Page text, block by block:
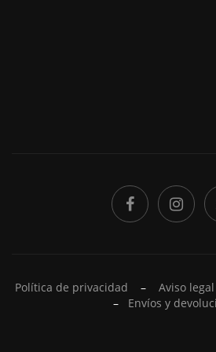
Política de privacidad – Aviso legal
– Envíos y